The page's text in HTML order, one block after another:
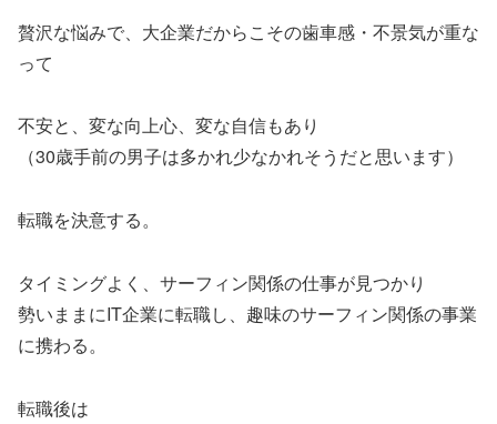
贅沢な悩みで、大企業だからこその歯車感・不景気が重な
って
不安と、変な向上心、変な自信もあり
（30歳手前の男子は多かれ少なかれそうだと思います）
転職を決意する。
タイミングよく、サーフィン関係の仕事が見つかり
勢いままにIT企業に転職し、趣味のサーフィン関係の事業
に携わる。
転職後は